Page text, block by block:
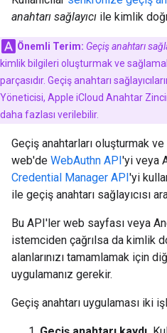
anahtarı sağlayıcı ile kimlik
Önemli Terim: Geçiş anahtarı
kimlik bilgileri oluşturmak ve
parçasıdır. Geçiş anahtarı
Yöneticisi, Apple iCloud Anahtar
daha fazlası verilebilir.
Geçiş anahtarları oluşturmak
web'de WebAuthn API'yi veya
Credential Manager API'yi
ile geçiş anahtarı sağlayıcısı
Bu API'ler web sayfası veya
istemciden çağrılsa da kimlik
alanlarınızı tamamlamak için
uygulamanız gerekir.
Geçiş anahtarı uygulaması iki